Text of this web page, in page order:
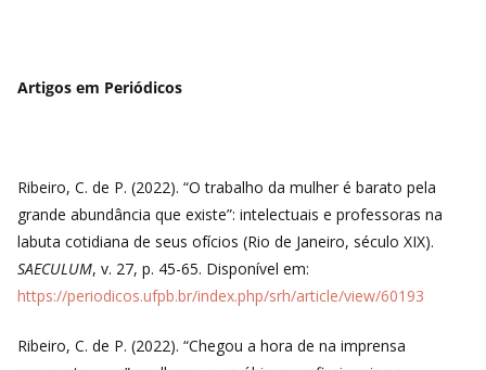
Artigos em Periódicos
Ribeiro, C. de P. (2022). “O trabalho da mulher é barato pela
grande abundância que existe”: intelectuais e professoras na
labuta cotidiana de seus ofícios (Rio de Janeiro, século XIX).
SAECULUM, v. 27, p. 45-65. Disponível em:
https://periodicos.ufpb.br/index.php/srh/article/view/60193
Ribeiro, C. de P. (2022). “Chegou a hora de na imprensa